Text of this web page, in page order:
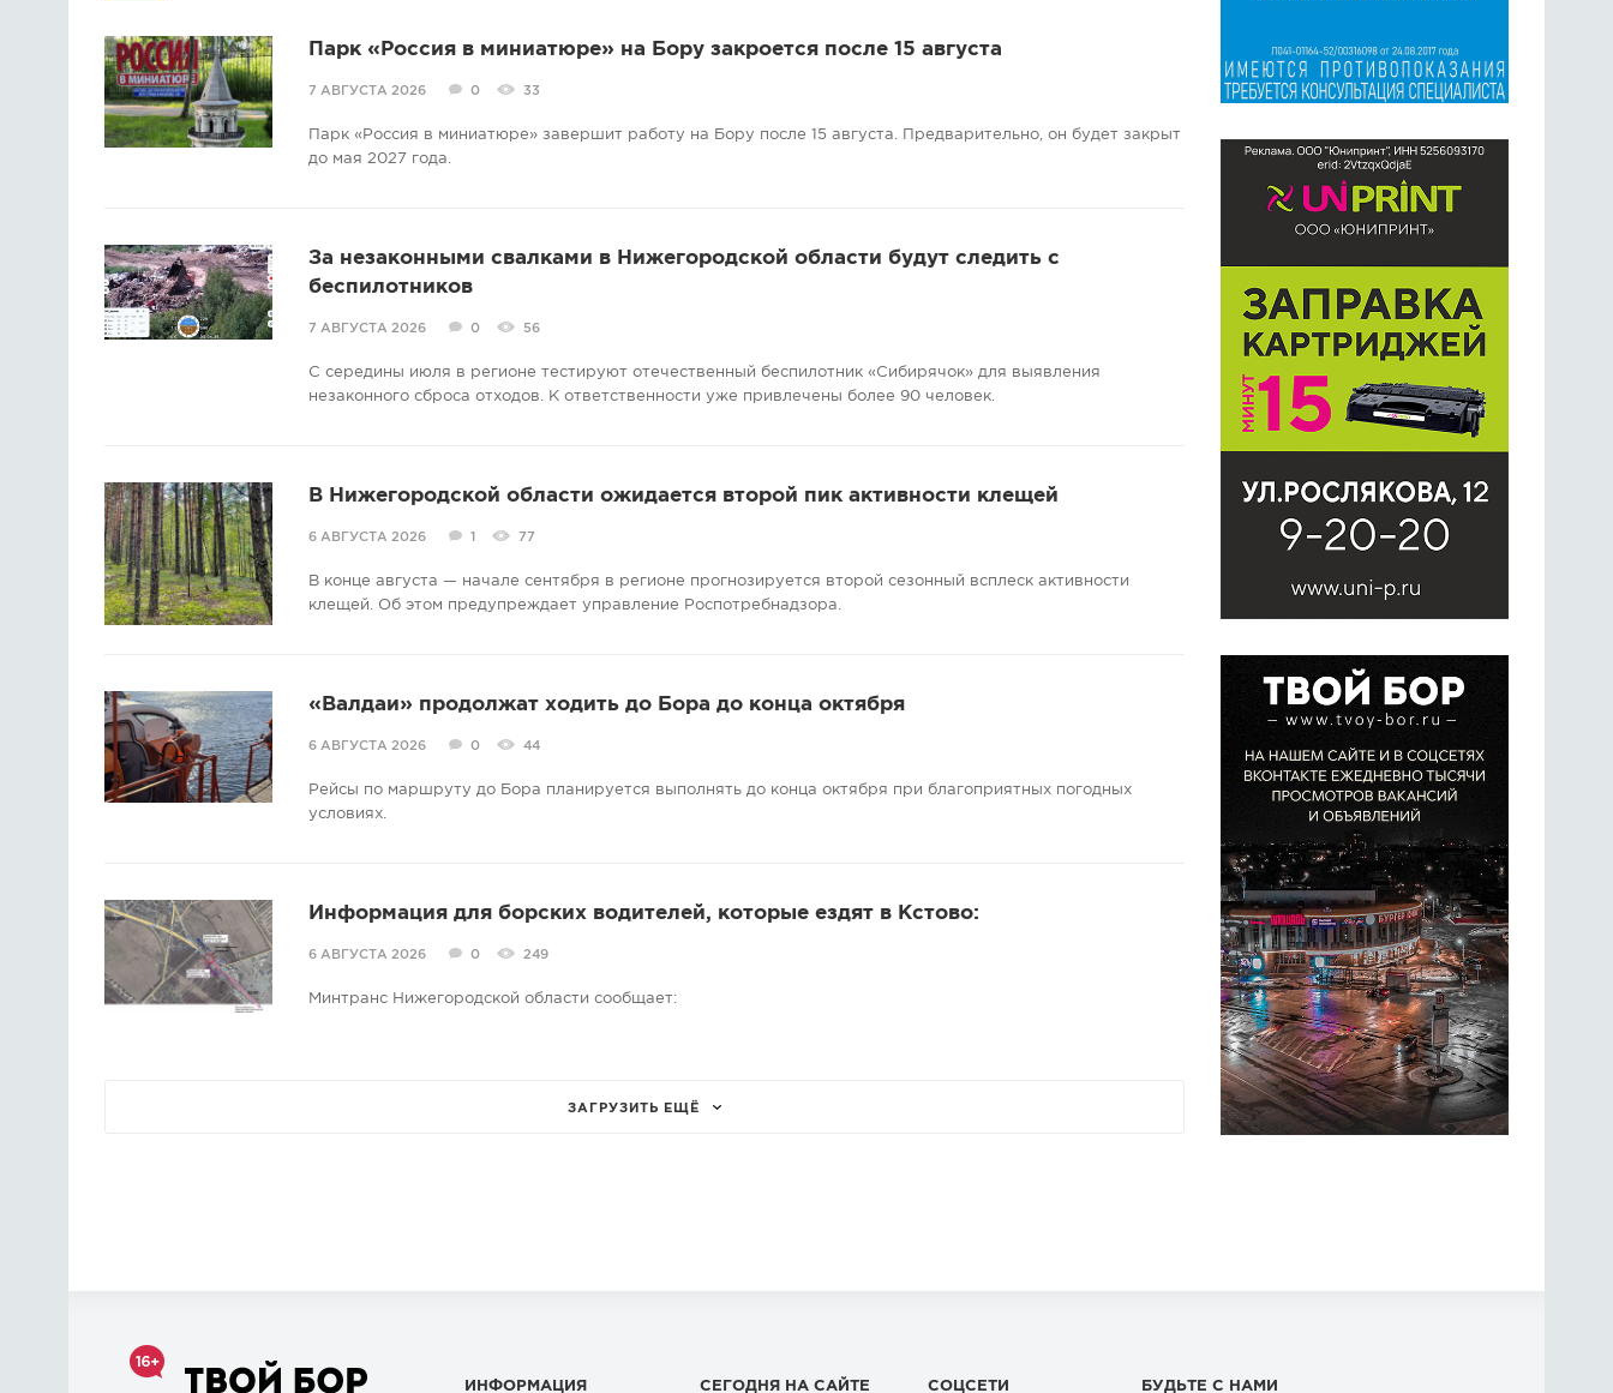
Парк «Россия в миниатюре» на Бору закроется после 15 августа
7 АВГУСТА 2026 0 33
Парк «Россия в миниатюре» завершит работу на Бору после 15 августа. Предварительно, он будет закрыт
до мая 2027 года.
За незаконными свалками в Нижегородской области будут следить с
беспилотников
7 АВГУСТА 2026 0 56
С середины июля в регионе тестируют отечественный беспилотник «Сибирячок» для выявления
незаконного сброса отходов. К ответственности уже привлечены более 90 человек.
В Нижегородской области ожидается второй пик активности клещей
6 АВГУСТА 2026 1 77
В конце августа — начале сентября в регионе прогнозируется второй сезонный всплеск активности
клещей. Об этом предупреждает управление Роспотребнадзора.
«Валдаи» продолжат ходить до Бора до конца октября
6 АВГУСТА 2026 0 44
Рейсы по маршруту до Бора планируется выполнять до конца октября при благоприятных погодных
условиях.
Информация для борских водителей, которые ездят в Кстово:
6 АВГУСТА 2026 0 249
Минтранс Нижегородской области сообщает:
ЗАГРУЗИТЬ ЕЩЁ
ИНФОРМАЦИЯ СЕГОДНЯ НА САЙТЕ СОЦСЕТИ БУДЬТЕ С НАМИ